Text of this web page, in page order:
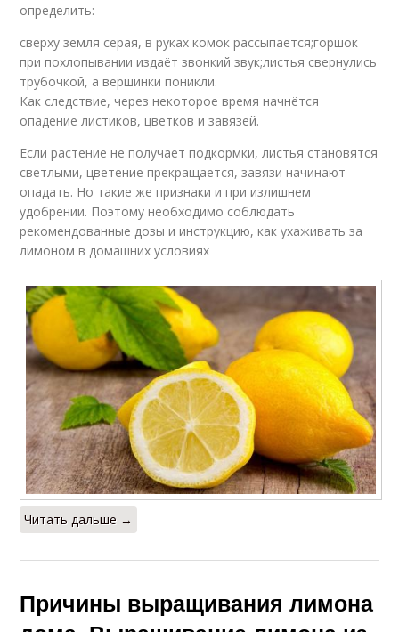
определить:
сверху земля серая, в руках комок рассыпается;горшок
при похлопывании издаёт звонкий звук;листья свернулись
трубочкой, а вершинки поникли.
Как следствие, через некоторое время начнётся
опадение листиков, цветков и завязей.
Если растение не получает подкормки, листья становятся
светлыми, цветение прекращается, завязи начинают
опадать. Но такие же признаки и при излишнем
удобрении. Поэтому необходимо соблюдать
рекомендованные дозы и инструкцию, как ухаживать за
лимоном в домашних условиях
Читать дальше →
Причины выращивания лимона